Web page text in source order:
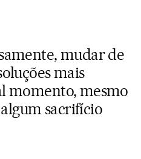
mudar de
mais
momento, mesmo
sacrifício